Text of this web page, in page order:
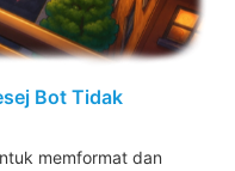
Bot Tidak
memformat dan